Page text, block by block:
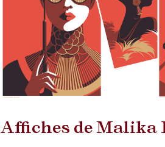
Affiches de Malika